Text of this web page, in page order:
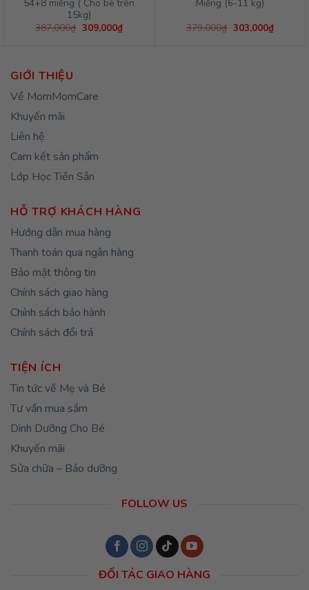
54+8 miếng ( Cho bé trên
15kg)
387,000₫ Giá
309,000₫Giá
hiện
Miếng (6-11 kg)
379,000₫ Giá
303,000₫Giá
hiện
GIỚI THIỆU
Về MomMomCare
Khuyến mãi
Liên hệ
Cam kết sản phẩm
Lớp Học Tiền Sản
HỖ TRỢ KHÁCH HÀNG
Hướng dẫn mua hàng
Thanh toán qua ngân hàng
Bảo mật thông tin
Chính sách giao hàng
Chính sách bảo hành
Chính sách đổi trả
TIỆN ÍCH
Tin tức về Mẹ và Bé
Tư vấn mua sắm
Dinh Dưỡng Cho Bé
Khuyến mãi
Sửa chữa – Bảo dưỡng
FOLLOW US
ĐỐI TÁC GIAO HÀNG